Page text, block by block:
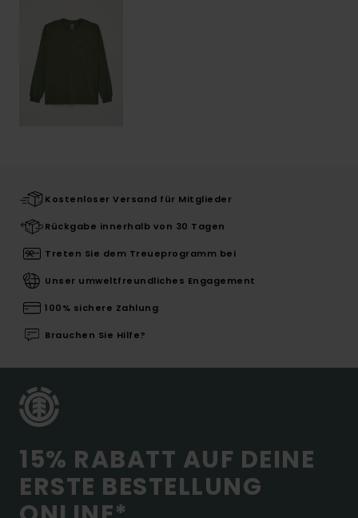
Kostenloser Versand für Mitglieder
Rückgabe innerhalb von 30 Tagen
Treten Sie dem Treueprogramm bei
Unser umweltfreundliches Engagement
100% sichere Zahlung
Brauchen Sie Hilfe?
15% RABATT AUF DEINE
ERSTE BESTELLUNG